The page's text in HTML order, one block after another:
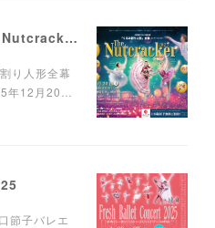
くるみ割り人形全幕「The Nutcracker 2025」
り人形全幕
年12月20…
節子バレエ